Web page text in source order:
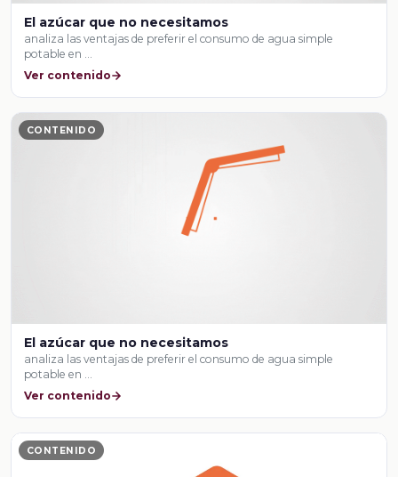
El azúcar que no necesitamos
analiza las ventajas de preferir el consumo de agua simple
potable en …
Ver contenido
CONTENIDO
El azúcar que no necesitamos
analiza las ventajas de preferir el consumo de agua simple
potable en …
Ver contenido
CONTENIDO